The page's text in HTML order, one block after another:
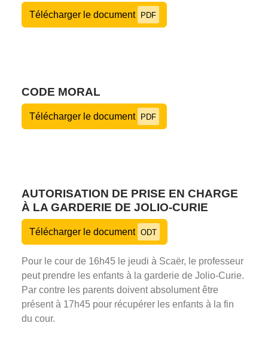
Télécharger le document PDF
CODE MORAL
Télécharger le document PDF
AUTORISATION DE PRISE EN CHARGE
À LA GARDERIE DE JOLIO-CURIE
Télécharger le document ODT
Pour le cour de 16h45 le jeudi à Scaër, le professeur
peut prendre les enfants à la garderie de Jolio-Curie.
Par contre les parents doivent absolument être
présent à 17h45 pour récupérer les enfants à la fin
du cour.